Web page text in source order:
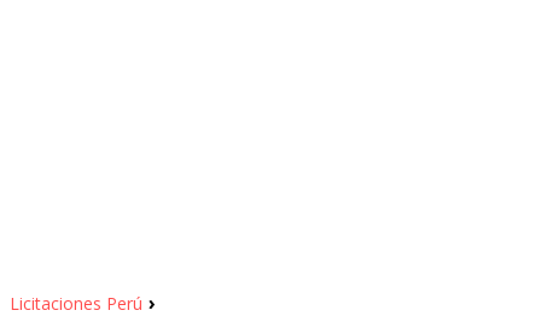
Licitaciones Perú ›